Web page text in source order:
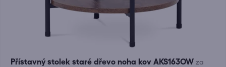
Přístavný stolek staré dřevo noha kov AKS163OW za